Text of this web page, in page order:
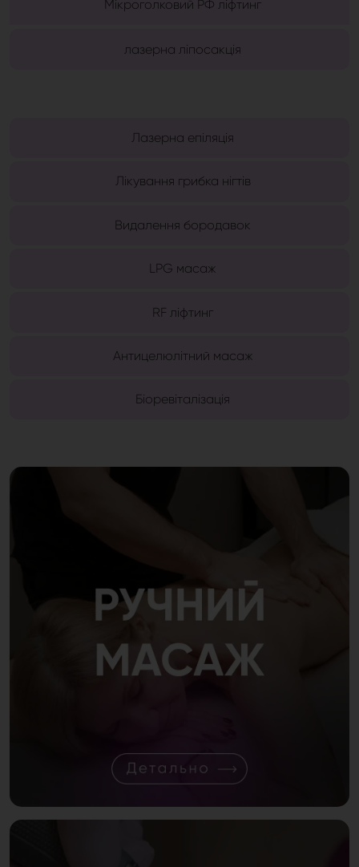
Мікроголковий РФ ліфтинг
лазерна ліпосакція
Лазерна епіляція
Лікування грибка нігтів
Видалення бородавок
LPG масаж
RF ліфтинг
Антицелюлітний масаж
Біоревіталізація